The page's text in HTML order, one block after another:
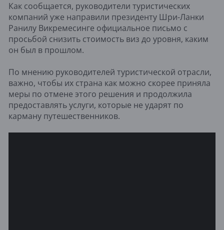
Как сообщается, руководители туристических
компаний уже направили президенту Шри-Ланки
Ранилу Викремесинге официальное письмо с
просьбой снизить стоимость виз до уровня, каким
он был в прошлом.
По мнению руководителей туристической отрасли,
важно, чтобы их страна как можно скорее приняла
меры по отмене этого решения и продолжила
предоставлять услуги, которые не ударят по
карману путешественников.